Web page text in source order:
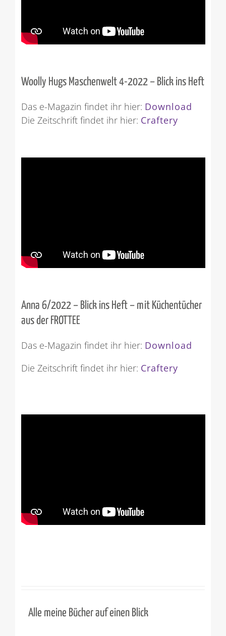
Woolly Hugs Maschenwelt 4-2022 – Blick ins Heft
Das e-Magazin findet ihr hier: Download
Die Zeitschrift findet ihr hier: Craftery
Anna 6/2022 – Blick ins Heft – mit Küchentücher
aus der FROTTEE
Das e-Magazin findet ihr hier: Download
Die Zeitschrift findet ihr hier: Craftery
Alle meine Bücher auf einen Blick